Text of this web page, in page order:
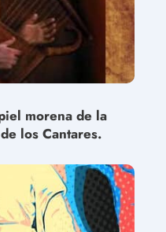
morena de la
los Cantares.